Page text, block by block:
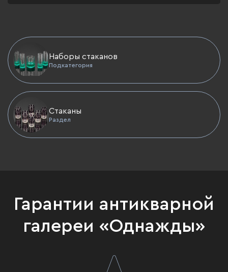
Наборы стаканов
Подкатегория
Стаканы
Раздел
Гарантии антикварной
галереи «Однажды»